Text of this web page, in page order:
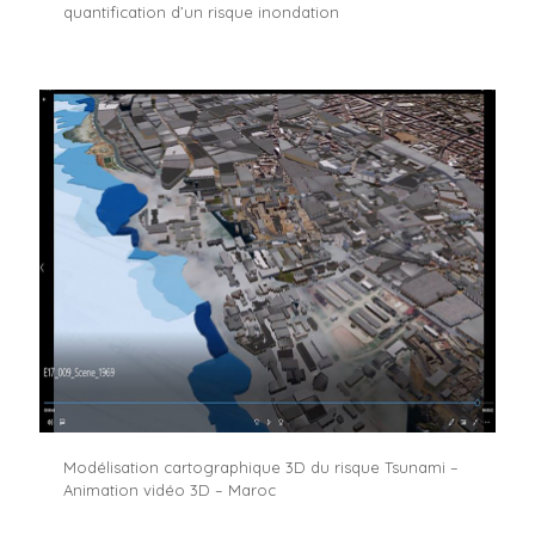
quantification d’un risque inondation
Modélisation cartographique 3D du risque Tsunami –
Animation vidéo 3D – Maroc